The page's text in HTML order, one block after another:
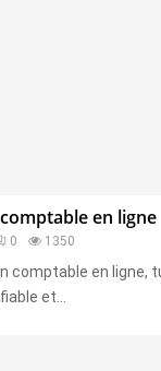
en ligne
0 1350
comptable en ligne,
et...